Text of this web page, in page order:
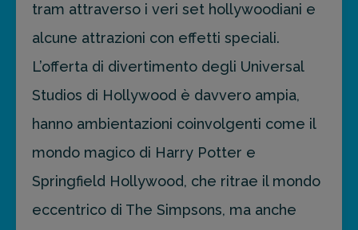
tram attraverso i veri set hollywoodiani e
alcune attrazioni con effetti speciali.
L’offerta di divertimento degli Universal
Studios di Hollywood è davvero ampia,
hanno ambientazioni coinvolgenti come il
mondo magico di Harry Potter e
Springfield Hollywood, che ritrae il mondo
eccentrico di The Simpsons, ma anche